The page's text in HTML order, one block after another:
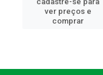
ver preços e
comprar